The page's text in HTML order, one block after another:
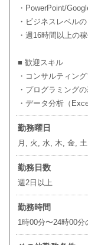
・PowerPoint/
・ビジネスレベル
・週16時間以上の
■ 歓迎スキル
・コンサルティン
・プログラミング
・データ分析（
勤務曜日
月, 火, 水, 木, 金, 土
勤務日数
週2日以上
勤務時間
1時00分〜24時00